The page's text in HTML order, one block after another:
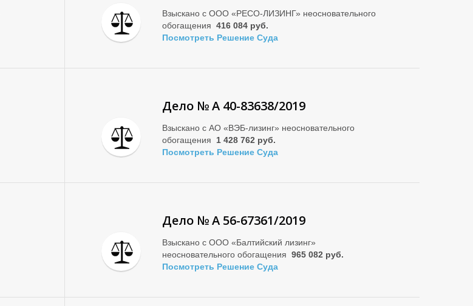
Взыскано с ООО «РЕСО-ЛИЗИНГ» неосновательного
обогащения 416 084 руб.
Посмотреть Решение Суда
Дело № А 40-83638/2019
Взыскано с АО «ВЭБ-лизинг» неосновательного
обогащения 1 428 762 руб.
Посмотреть Решение Суда
Дело № А 56-67361/2019
Взыскано с ООО «Балтийский лизинг»
неосновательного обогащения 965 082 руб.
Посмотреть Решение Суда